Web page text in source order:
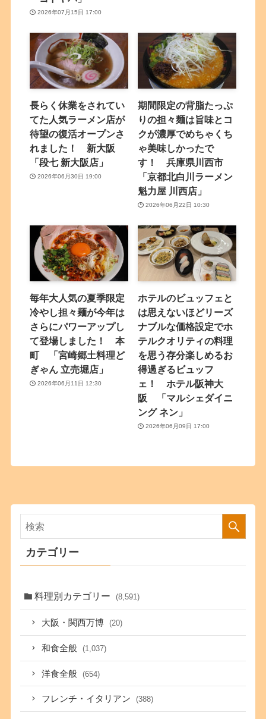
2026年07月15日 17:00
長らく休業をされてい
てた人気ラーメン店が
待望の復活オープンさ
れました！ 新大阪
「段七 新大阪店」
2026年06月30日 19:00
期間限定の背脂たっぷ
りの担々麺は旨味とコ
クが濃厚でめちゃくち
ゃ美味しかったで
す！ 兵庫県川西市
「京都北白川ラーメン
魁力屋 川西店」
2026年06月22日 10:30
毎年大人気の夏季限定
冷やし担々麺が今年は
さらにパワーアップし
て登場しました！ 本
町 「宮崎郷土料理ど
ぎゃん 立売堀店」
2026年06月11日 12:30
ホテルのビュッフェと
は思えないほどリーズ
ナブルな価格設定でホ
テルクオリティの料理
を思う存分楽しめるお
得過ぎるビュッフ
ェ！ ホテル阪神大
阪 「マルシェダイニ
ング ネン」
2026年06月09日 17:00
カテゴリー
料理別カテゴリー (8,591)
大阪・関西万博 (20)
和食全般 (1,037)
洋食全般 (654)
フレンチ・イタリアン (388)